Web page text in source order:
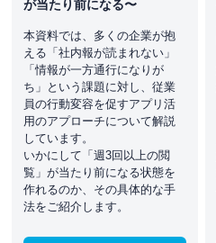
が当たり前になる〜
本資料では、多くの企業が抱
える「社内報が読まれない」
「情報が一方通行になりが
ち」という課題に対し、従業
員の行動変容を促すアプリ活
用のアプローチについて解説
しています。
いかにして「週3回以上の閲
覧」が当たり前になる状態を
作れるのか、その具体的な手
法をご紹介します。